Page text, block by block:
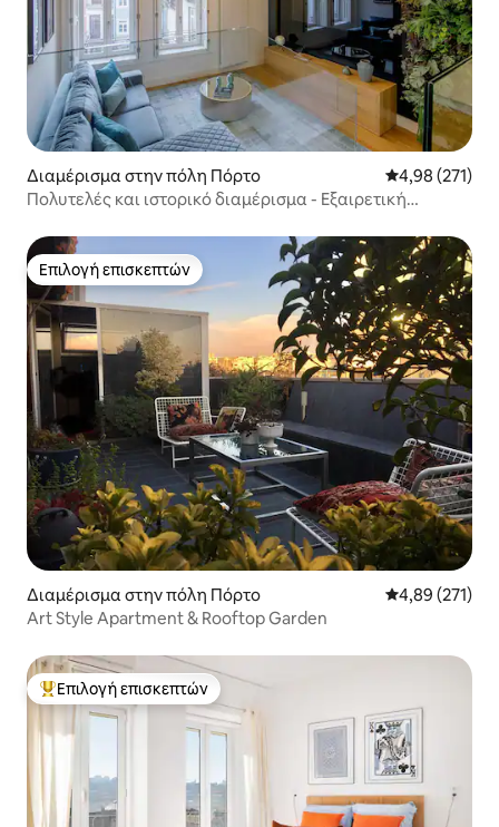
Διαμέρισμα στην πόλη Πόρτο Μέση
4,98 (271)
Πολυτελές και ιστορικό διαμέρισμα - Εξαιρετική
Επιλογή επισκεπτών
Επιλογή επισκεπτών
Διαμέρισμα στην πόλη Πόρτο Μέση
4,89 (271)
Art Style Apartment & Rooftop Garden
Κορυφαία επιλογή επισκεπτών
Επιλογή επισκεπτών